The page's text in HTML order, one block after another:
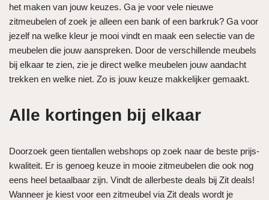
het maken van jouw keuzes. Ga je voor vele nieuwe
zitmeubelen of zoek je alleen een bank of een barkruk? Ga voor
jezelf na welke kleur je mooi vindt en maak een selectie van de
meubelen die jouw aanspreken. Door de verschillende meubels
bij elkaar te zien, zie je direct welke meubelen jouw aandacht
trekken en welke niet. Zo is jouw keuze makkelijker gemaakt.
Alle kortingen bij elkaar
Doorzoek geen tientallen webshops op zoek naar de beste prijs-
kwaliteit. Er is genoeg keuze in mooie zitmeubelen die ook nog
eens heel betaalbaar zijn. Vindt de allerbeste deals bij Zit deals!
Wanneer je kiest voor een zitmeubel via Zit deals wordt je